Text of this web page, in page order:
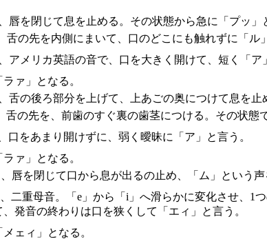
、唇を閉じて息を止める。その状態から急に「プッ
舌の先を内側にまいて、口のどこにも触れずに「
、アメリカ英語の音で、口を大きく開けて、短く「
ァ」となる。
、舌の後ろ部分を上げて、上あごの奥につけて息を
舌の先を、前歯のすぐ裏の歯茎につける。その状
、口をあまり開けずに、弱く曖昧に「ア」と言う。
ァ」となる。
、唇を閉じて口から息が出るの止め、「ム」という声
、二重母音。「e」から「i」へ滑らかに変化させ、
発音の終わりは口を狭くして「エィ」と言う。
ェィ」となる。